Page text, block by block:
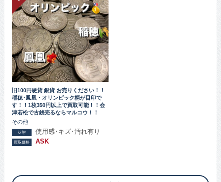
旧100円硬貨 銀貨 お売りください！！
稲穂･鳳凰・オリンピック柄が目印で
す！！1枚350円以上で買取可能！！会
津若松で古銭売るならマルコウ！！
その他
状態 使用感･キズ･汚れ有り
買取価格 ASK